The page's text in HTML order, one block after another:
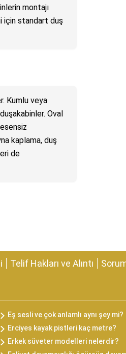
montajı
için standart duş
Kumlu veya
Oval
kaplama, duş
de
Telif Hakları ve Alıntı
Eş sesli ve çok anlamlı aynı şey mi?
Erciyes kayak pistleri kaç metre?
Erkek süveter modelleri nelerdir?